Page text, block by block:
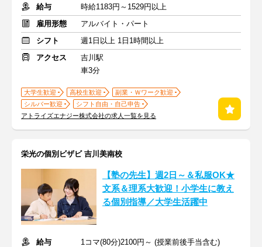
給与
時給1183円～1529円以上
雇用形態
アルバイト・パート
シフト
週1日以上 1日1時間以上
アクセス
吉川駅
車3分
大学生歓迎 高校生歓迎
副業・Ｗワーク歓迎
シルバー歓迎
シフト自由・自己申告
アトライズエナジー株式会社の求人一覧を見る
栄光の個別ビザビ 吉川美南校
【塾の先生】週2日～＆私服OK★
文系＆理系大歓迎！小学生に教え
る個別指導／大学生活躍中
給与
1コマ(80分)2100円～ (授業前後手当含む)